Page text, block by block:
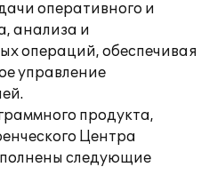
оперативного и
анализа и
операций, обеспечивая
управление
продукта,
Центра
следующие